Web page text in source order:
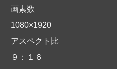
画素数
1080×1920
アスペクト比
９：１６